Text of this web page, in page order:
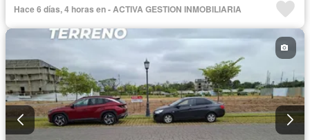
Hace 6 días, 4 horas en - ACTIVA GESTION INMOBILIARIA